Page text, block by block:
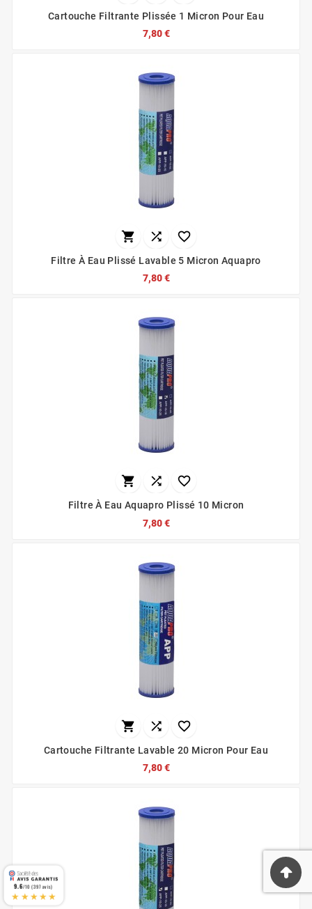
Cartouche Filtrante Plissée 1 Micron Pour Eau
7,80 €
  
Filtre À Eau Plissé Lavable 5 Micron Aquapro
7,80 €
  
Filtre À Eau Aquapro Plissé 10 Micron
7,80 €
  
Cartouche Filtrante Lavable 20 Micron Pour Eau
7,80 €
9.6/10 (397 avis)
★★★★★